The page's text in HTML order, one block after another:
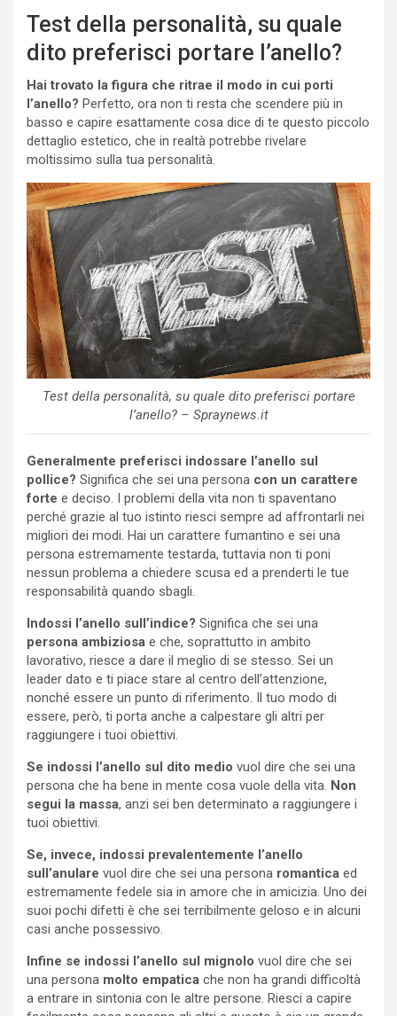
Test della personalità, su quale
dito preferisci portare l’anello?
Hai trovato la figura che ritrae il modo in cui porti
l’anello? Perfetto, ora non ti resta che scendere più in
basso e capire esattamente cosa dice di te questo piccolo
dettaglio estetico, che in realtà potrebbe rivelare
moltissimo sulla tua personalità.
Test della personalità, su quale dito preferisci portare
l’anello? – Spraynews.it
Generalmente preferisci indossare l’anello sul
pollice? Significa che sei una persona con un carattere
forte e deciso. I problemi della vita non ti spaventano
perché grazie al tuo istinto riesci sempre ad affrontarli nei
migliori dei modi. Hai un carattere fumantino e sei una
persona estremamente testarda, tuttavia non ti poni
nessun problema a chiedere scusa ed a prenderti le tue
responsabilità quando sbagli.
Indossi l’anello sull’indice? Significa che sei una
persona ambiziosa e che, soprattutto in ambito
lavorativo, riesce a dare il meglio di se stesso. Sei un
leader dato e ti piace stare al centro dell’attenzione,
nonché essere un punto di riferimento. Il tuo modo di
essere, però, ti porta anche a calpestare gli altri per
raggiungere i tuoi obiettivi.
Se indossi l’anello sul dito medio vuol dire che sei una
persona che ha bene in mente cosa vuole della vita. Non
segui la massa, anzi sei ben determinato a raggiungere i
tuoi obiettivi.
Se, invece, indossi prevalentemente l’anello
sull’anulare vuol dire che sei una persona romantica ed
estremamente fedele sia in amore che in amicizia. Uno dei
suoi pochi difetti è che sei terribilmente geloso e in alcuni
casi anche possessivo.
Infine se indossi l’anello sul mignolo vuol dire che sei
una persona molto empatica che non ha grandi difficoltà
a entrare in sintonia con le altre persone. Riesci a capire